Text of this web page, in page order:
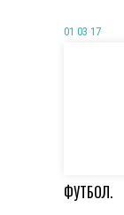
01 03 17
ФУТБОЛ.